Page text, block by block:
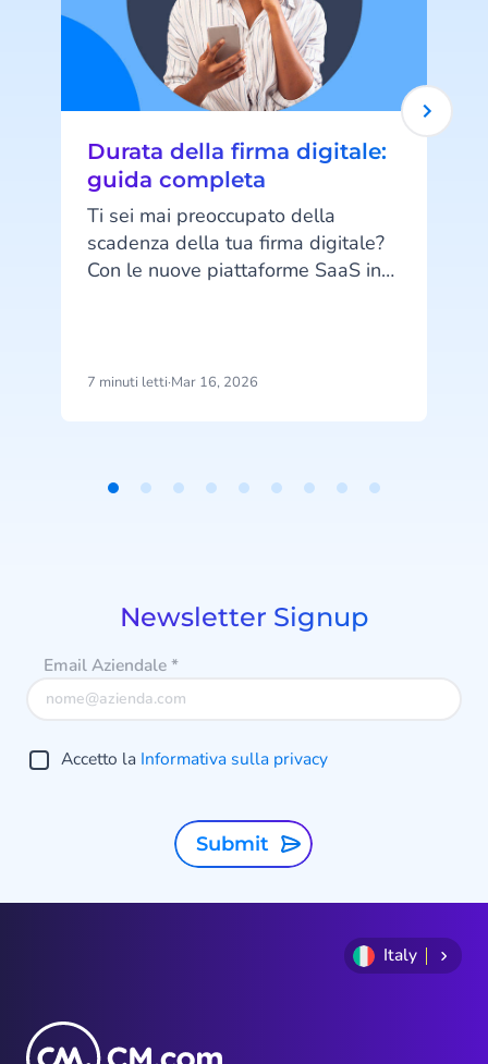
Durata della firma digitale:
guida completa
Ti sei mai preoccupato della
scadenza della tua firma digitale?
Con le nuove piattaforme SaaS in
guida di CM.com.
7 minuti letti·Mar 16, 2026
Newsletter Signup
Email Aziendale*
Accetto la Informativa sulla privacy
Submit
Italy